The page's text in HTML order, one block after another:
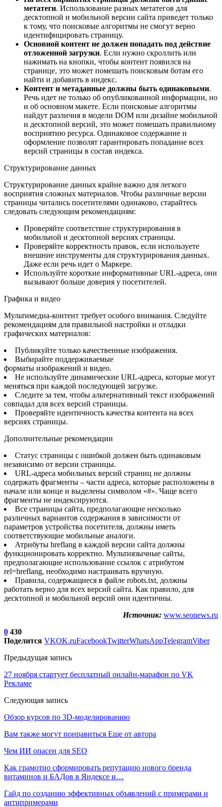
метатеги. Использование разных метатегов для
десктопной и мобильной версии сайта приведет только
к тому, что поисковые алгоритмы не смогут верно
идентифицировать страницу.
Основной контент не должен попадать под действие
отложенной загрузки. Если нужно скроллить или
нажимать на кнопки, чтобы контент появился на
странице, это может помешать поисковым ботам его
найти и добавить в индекс.
Контент и метаданные должны быть одинаковыми.
Речь идет не только об опубликованной информации, но
и об основном макете. Если поисковые алгоритмы
найдут различия в модели DOM или дизайне мобильной
и десктопной версий, это может помешать правильному
восприятию ресурса. Одинаковое содержание и
оформление позволят гарантировать попадание всех
версий страницы в состав индекса.
Структурирование данных
Структурирование данных крайне важно для легкого
восприятия сложных материалов. Чтобы различные версии
страницы читались посетителями одинаково, старайтесь
следовать следующим рекомендациям:
Проверяйте соответствие структурирования в
мобильной и десктопной версиях страницы.
Проверяйте корректность правок, если используете
внешние инструменты для структурирования данных.
Даже если речь идет о Маркере.
Используйте короткие информативные URL-адреса, они
вызывают больше доверия у посетителей.
Графика и видео
Мультимедиа-контент требует особого внимания. Следуйте
рекомендациям для правильной настройки и отладки
графических материалов:
Публикуйте только качественные изображения.
Выбирайте поддерживаемые
форматы изображений и видео.
Не используйте динамические URL-адреса, которые могут
меняться при каждой последующей загрузке.
Следите за тем, чтобы альтернативный текст изображений
совпадал для всех версий страницы.
Проверяйте идентичность качества контента на всех
версиях страницы.
Дополнительные рекомендации
Статус страницы с ошибкой должен быть одинаковым
независимо от версии страницы.
URL-адреса мобильных версий страниц не должны
содержать фрагменты – части адреса, которые расположены в
начале или конце и выделены символом «#». Чаще всего
фрагменты не индексируются.
Все страницы сайта, предполагающие несколько
различных вариантов содержания в зависимости от
параметров устройства посетителя, должны иметь
соответствующие мобильные аналоги.
Атрибуты hreflang в каждой версии сайта должны
функционировать корректно. Мультиязычные сайты,
предполагающие использование ссылок с атрибутом
rel=hreflang, необходимо настраивать вручную.
Правила, содержащиеся в файле robots.txt, должны
работать верно для всех версий сайта. Как правило, для
десктопной и мобильной версий они идентичны.
Источник: www.seonews.ru
0 430
Поделится VKOK.ruFacebookTwitterWhatsAppTelegramViber
Предыдущая запись
27 ноября стартует бесплатный онлайн-марафон по VK
Рекламе
Следующая запись
Обзор курсов по 3D-моделированию
Вам также могут понравиться Еще от автора
Чем ИИ опасен для SEO
Как грамотно сформировать репутацию нового бренда
витаминов и БАДов в Яндексе и…
Гайд по созданию эффективных объявлений с примерами и
антипримерами